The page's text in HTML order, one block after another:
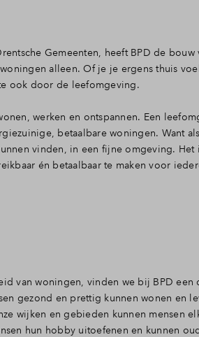
Gemeenten, heeft BPD de bouw
alleen. Of je je ergens thuis
ook door de leefomgeving.
werken en ontspannen. Een
betaalbare woningen. Want
vinden, in een fijne omgeving. Het
én betaalbaar te maken voor
van woningen, vinden we bij BPD een
gezond en prettig kunnen wonen en
wijken en gebieden kunnen mensen
hun hobby uitoefenen en kunnen